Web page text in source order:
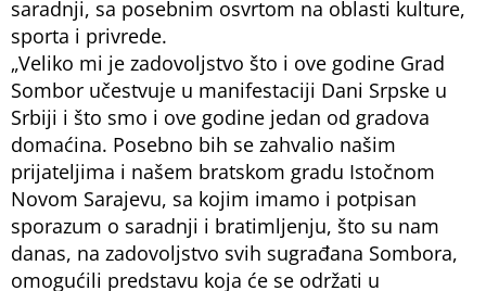
saradnji, sa posebnim osvrtom na oblasti kulture,
sporta i privrede.
„Veliko mi je zadovoljstvo što i ove godine Grad
Sombor učestvuje u manifestaciji Dani Srpske u
Srbiji i što smo i ove godine jedan od gradova
domaćina. Posebno bih se zahvalio našim
prijateljima i našem bratskom gradu Istočnom
Novom Sarajevu, sa kojim imamo i potpisan
sporazum o saradnji i bratimljenju, što su nam
danas, na zadovoljstvo svih sugrađana Sombora,
omogućili predstavu koja će se održati u